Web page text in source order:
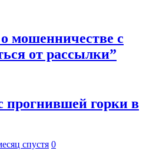
мошенничестве с
от рассылки”
прогнившей горки в
спустя 0